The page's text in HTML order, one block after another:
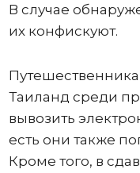
В случае
их конфискуют.
Таиланд среди
вывозить
есть они также
Кроме того, в